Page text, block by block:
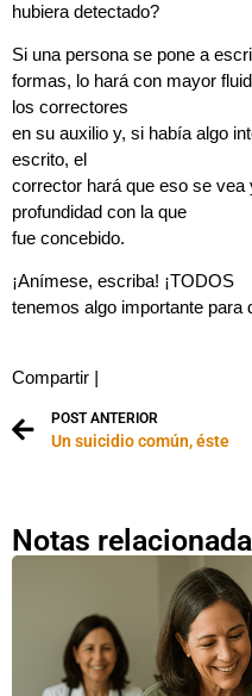
hubiera detectado?
Si una persona se pone a
formas, lo hará con mayor
los correctores
en su auxilio y, si había algo
escrito, el
corrector hará que eso se vea
profundidad con la que
fue concebido.
¡Anímese, escriba! ¡TODOS
tenemos algo importante para
Compartir
POST ANTERIOR
Un suicidio común, éste
Notas